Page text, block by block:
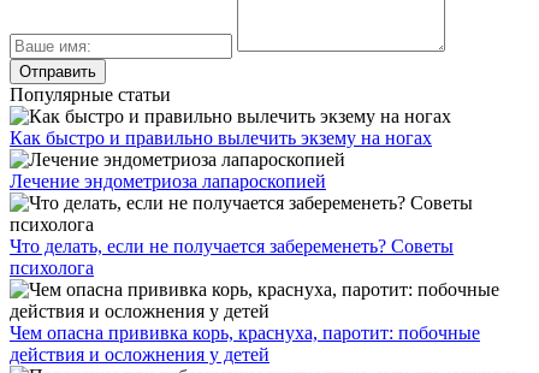
Популярные статьи
Как быстро и правильно вылечить экзему на ногах
Лечение эндометриоза лапароскопией
Что делать, если не получается забеременеть? Советы
психолога
Чем опасна прививка корь, краснуха, паротит: побочные
действия и осложнения у детей